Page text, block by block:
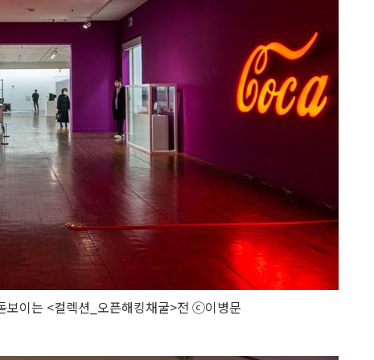
보이는 <컬렉션_오픈해킹채굴>전 ⓒ이병문